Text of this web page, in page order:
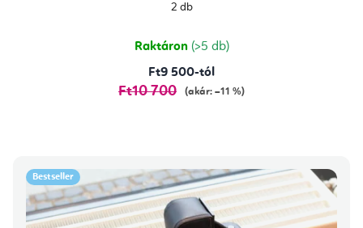
2 db
Raktáron (>5 db)
Ft9 500-tól
Ft10 700 (akár: –11 %)
Bestseller